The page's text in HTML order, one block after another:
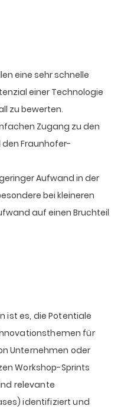
eine sehr schnelle
einer Technologie
zu bewerten.
Zugang zu den
den Fraunhofer-
Aufwand in der
bei kleineren
auf einen Bruchteil
ist es, die Potentiale
für
Unternehmen oder
Workshop-Sprints
relevante
identifiziert und